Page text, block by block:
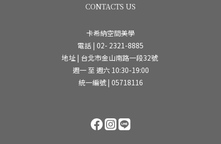
CONTACTS US
卡希納空間美學
電話 | 02- 2321-8885
地址 | 台北市金山南路一段32號
週一 至 週六 10:30-19:00
統一編號 | 05718116